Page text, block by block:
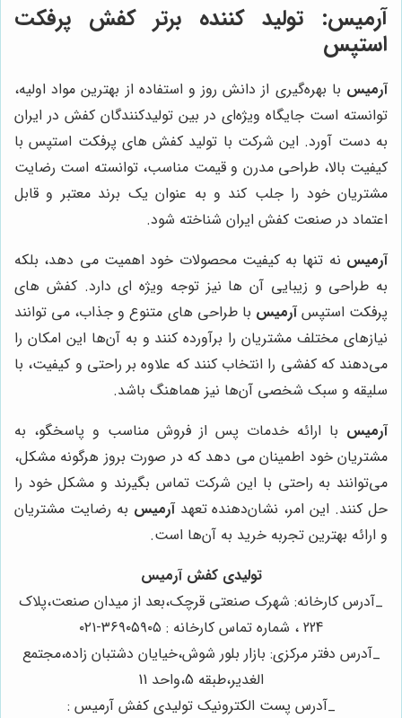
آرمیس: تولید کننده برتر کفش پرفکت
استپس
آرمیس با بهره‌گیری از دانش روز و استفاده از بهترین مواد اولیه،
توانسته است جایگاه ویژه‌ای در بین تولیدکنندگان کفش در ایران
به دست آورد. این شرکت با تولید کفش های پرفکت استپس با
کیفیت بالا، طراحی مدرن و قیمت مناسب، توانسته است رضایت
مشتریان خود را جلب کند و به عنوان یک برند معتبر و قابل
اعتماد در صنعت کفش ایران شناخته شود.
آرمیس نه تنها به کیفیت محصولات خود اهمیت می دهد، بلکه
به طراحی و زیبایی آن ها نیز توجه ویژه ای دارد. کفش های
پرفکت استپسآرمیس با طراحی های متنوع و جذاب، می توانند
نیازهای مختلف مشتریان را برآورده کنند و به آن‌ها این امکان را
می‌دهند که کفشی را انتخاب کنند که علاوه بر راحتی و کیفیت، با
سلیقه و سبک شخصی آن‌ها نیز هماهنگ باشد.
آرمیس با ارائه خدمات پس از فروش مناسب و پاسخگو، به
مشتریان خود اطمینان می دهد که در صورت بروز هرگونه مشکل،
می‌توانند به راحتی با این شرکت تماس بگیرند و مشکل خود را
حل کنند. این امر، نشان‌دهنده تعهدآرمیس به رضایت مشتریان
و ارائه بهترین تجربه خرید به آن‌ها است.
تولیدی کفش آرمیس
_آدرس کارخانه: شهرک صنعتی قرچک،بعد از میدان صنعت،پلاک
224 ، شماره تماس کارخانه : ۳۶۹۰۵۹۰۵-۰۲۱
_آدرس دفتر مرکزی: بازار بلور شوش،خیایان دشتبان زاده،مجتمع
الغدیر،طبقه 5،واحد 11
_آدرس پست الکترونیک تولیدی کفش آرمیس :